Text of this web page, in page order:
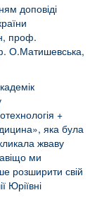
доповіді
проф.
О.Матишевська,
+
яка була
жваву
ми
розширити свій
Юріївні